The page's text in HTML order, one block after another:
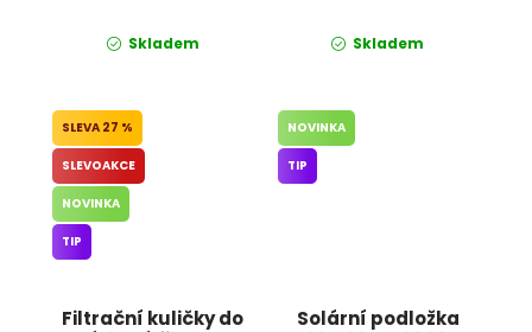
Skladem Skladem
Filtrační kuličky do
27 %
SLEVOAKCE
NOVINKA
TIP
Solární podložka
NOVINKA
TIP